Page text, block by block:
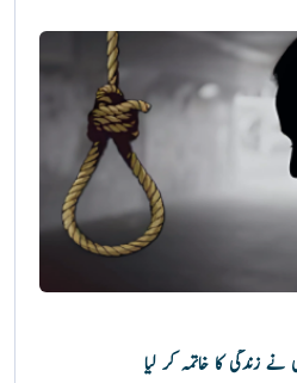
نے زندگی کا خاتمہ کر لیا